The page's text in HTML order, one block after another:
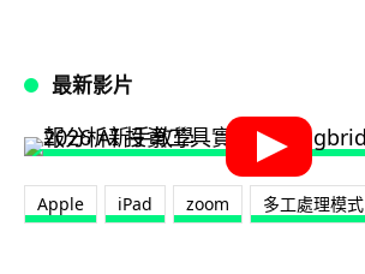
最新影片
Apple iPad zoom 多工處理模式